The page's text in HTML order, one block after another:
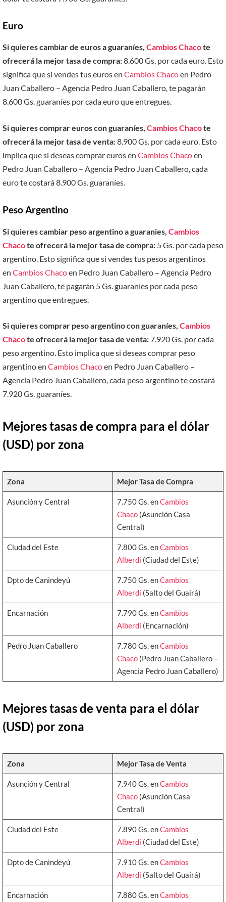
Euro
Si quieres cambiar de euros a guaraníes, Cambios Chacote
ofrecerá la mejor tasa de compra:8.600 Gs. por cada euro. Esto
significa que si vendes tus euros en Cambios Chacoen Pedro
Juan Caballero – Agencia Pedro Juan Caballero, te pagarán
8.600 Gs. guaraníes por cada euro que entregues.
Si quieres comprar euros con guaraníes, Cambios Chacote
ofrecerá la mejor tasa de venta:8.900 Gs. por cada euro. Esto
implica que si deseas comprar euros en Cambios Chacoen
Pedro Juan Caballero – Agencia Pedro Juan Caballero, cada
euro te costará 8.900 Gs. guaraníes.
Peso Argentino
Si quieres cambiar peso argentino a guaranies, Cambios
Chacote ofrecerá la mejor tasa de compra: 5 Gs. por cada peso
argentino. Esto significa que si vendes tus pesos argentinos
en Cambios Chacoen Pedro Juan Caballero – Agencia Pedro
Juan Caballero, te pagarán 5 Gs. guaraníes por cada peso
argentino que entregues.
Si quieres comprar peso argentino con guaraníes, Cambios
Chacote ofrecerá la mejor tasa de venta:7.920 Gs. por cada
peso argentino. Esto implica que si deseas comprar peso
argentino en Cambios Chacoen Pedro Juan Caballero –
Agencia Pedro Juan Caballero, cada peso argentino te costará
7.920 Gs. guaraníes.
Mejores tasas de compra para el dólar
(USD) por zona
Zona Mejor Tasa de Compra
Asunción y Central 7.750 Gs. enCambios
Chaco(Asunción Casa
Central)
Ciudad del Este 7.800 Gs. enCambios
Alberdi (Ciudad del Este)
Dpto de Canindeyú 7.750 Gs. enCambios
Alberdi (Salto del Guairá)
Encarnación 7.790 Gs. enCambios
Alberdi (Encarnación)
Pedro Juan Caballero 7.780 Gs. enCambios
Chaco(Pedro Juan Caballero –
Agencia Pedro Juan Caballero)
Mejores tasas de venta para el dólar
(USD) por zona
Zona Mejor Tasa de Venta
Asunción y Central 7.940 Gs. enCambios
Chaco(Asunción Casa
Central)
Ciudad del Este 7.890 Gs. enCambios
Alberdi (Ciudad del Este)
Dpto de Canindeyú 7.910 Gs. enCambios
Alberdi (Salto del Guairá)
Encarnación 7.880 Gs. enCambios